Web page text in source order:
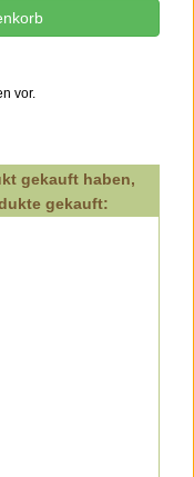
vor.
gekauft haben,
gekauft: